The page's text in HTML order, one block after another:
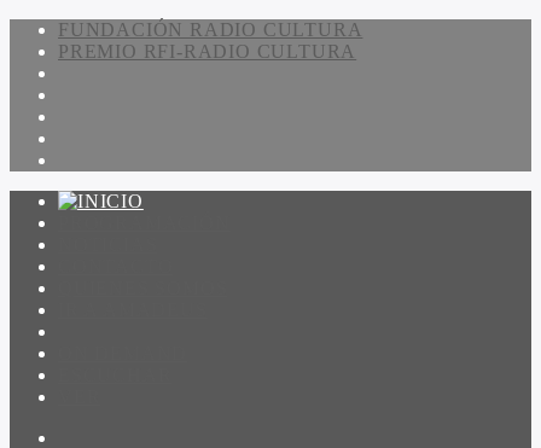
FUNDACIÓN RADIO CULTURA
PREMIO RFI-RADIO CULTURA